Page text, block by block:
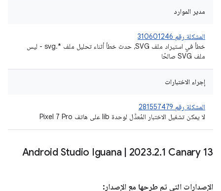
مدير الموارد
المشكلة رقم 310601246
خطأ في استيراد ملف SVG، حدث خطأ أثناء تحليل ملف *.svg - ليس
ملف SVG صالحًا
إجراء الاختبارات
المشكلة رقم 281557479
لا يمكن تشغيل الاختبار المُعدَّل لوحدة lib على هاتف Pixel 7 Pro
Android Studio Iguana 2023.2.1 Canary 13
الإصدارات التي تم طرحها مع الإصدار: